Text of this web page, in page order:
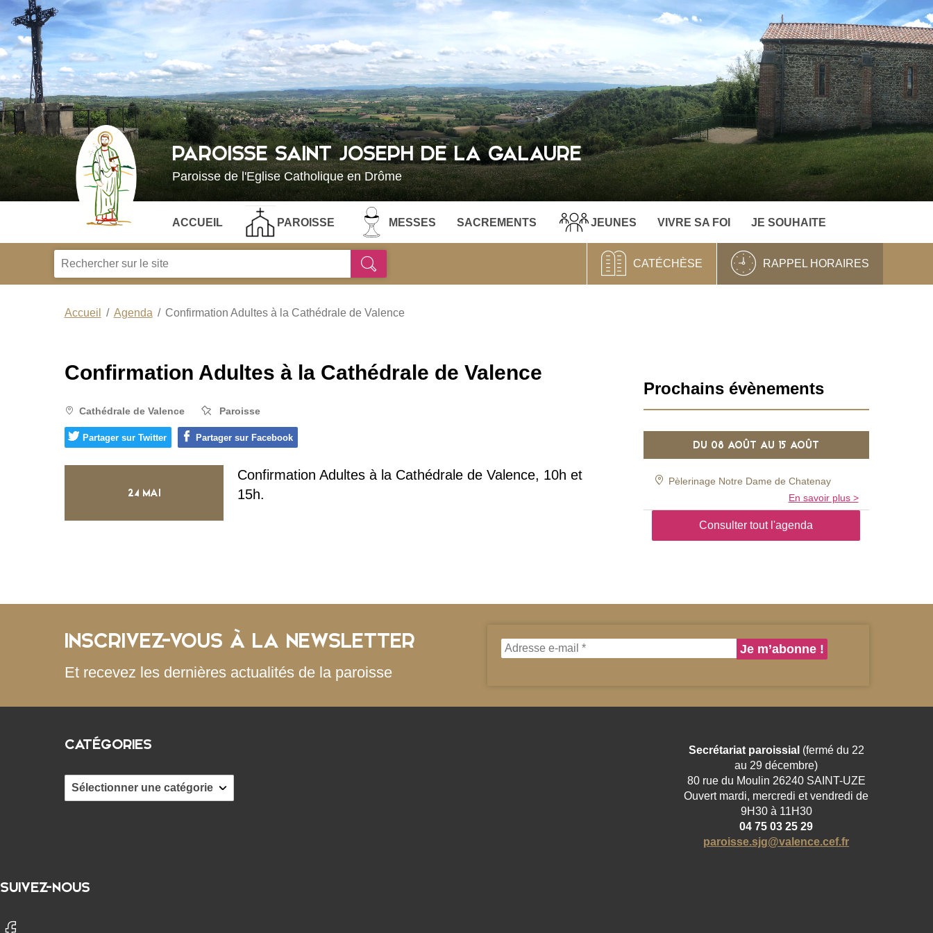
PAROISSE SAINT JOSEPH DE LA GALAURE
Paroisse de l'Eglise Catholique en Drôme
ACCUEIL PAROISSE MESSES SACREMENTS JEUNES VIVRE SA FOI JE SOUHAITE
recherche
Ok CATÉCHÈSE RAPPEL HORAIRES
Accueil Agenda Confirmation Adultes à la Cathédrale de Valence
Confirmation Adultes à la Cathédrale de Valence
Cathédrale de Valence Paroisse
Partager sur Twitter Partager sur Facebook
24 MAI
Confirmation Adultes à la Cathédrale de Valence, 10h et
15h.
latérale
Prochains évènements
DU 08 AOÛT AU 15 AOÛT
Pèlerinage Notre Dame de Chatenay
En savoir plus >
Consulter tout l'agenda
INSCRIVEZ-VOUS À LA NEWSLETTER
Et recevez les dernières actualités de la paroisse
CATÉGORIES
Catégories
Secrétariat paroissial (fermé du 22
au 29 décembre)
80 rue du Moulin 26240 SAINT-UZE
Ouvert mardi, mercredi et vendredi de
9H30 à 11H30
04 75 03 25 29
paroisse.sjg@valence.cef.fr
SUIVEZ-NOUS